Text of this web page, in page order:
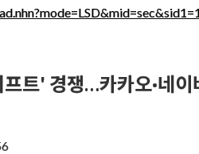
트' 경쟁…카카오·네이